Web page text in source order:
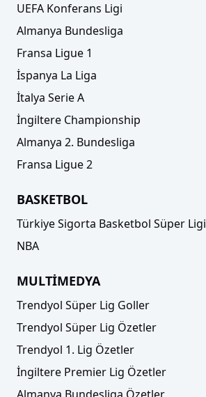
UEFA Konferans Ligi
Almanya Bundesliga
Fransa Ligue 1
İspanya La Liga
İtalya Serie A
İngiltere Championship
Almanya 2. Bundesliga
Fransa Ligue 2
BASKETBOL
Türkiye Sigorta Basketbol Süper Ligi
NBA
MULTİMEDYA
Trendyol Süper Lig Goller
Trendyol Süper Lig Özetler
Trendyol 1. Lig Özetler
İngiltere Premier Lig Özetler